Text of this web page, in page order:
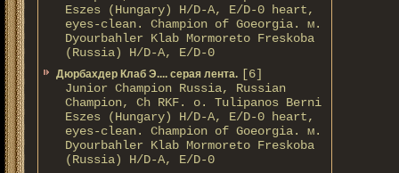
Eszes (Hungary) H/D-A, E/D-0 heart,
eyes-clean. Champion of Gоeorgia. м.
Dyourbahler Klab Mormoreto Freskoba
(Russia) H/D-А, E/D-0
Дюрбахдер Клаб Э.... серая лента. [6]
Junior Champion Russia, Russian
Champion, Ch RKF. о. Tulipanos Berni
Eszes (Hungary) H/D-A, E/D-0 heart,
eyes-clean. Champion of Gоeorgia. м.
Dyourbahler Klab Mormoreto Freskoba
(Russia) H/D-А, E/D-0